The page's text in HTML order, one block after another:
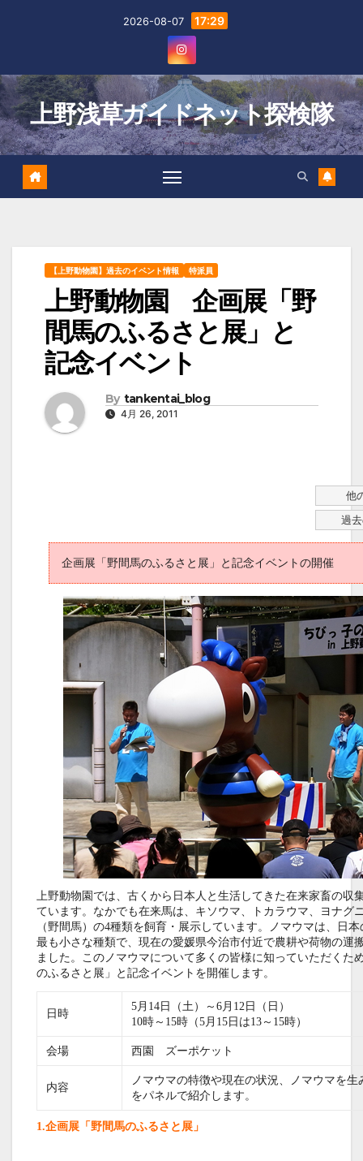
2026-08-07 17:29
上野浅草ガイドネット探検隊
【上野動物園】過去のイベント情報 特派員
上野動物園 企画展「野
間馬のふるさと展」と
記念イベント
By tankentai_blog
4月 26, 2011
他
過
企画展「野間馬のふるさと展」と記念イベントの開催
上野動物園では、古くから日本人と生活してきた在来家畜の収
ています。なかでも在来馬は、キソウマ、トカラウマ、ヨナグ
（野間馬）の4種類を飼育・展示しています。ノマウマは、日
最も小さな種類で、現在の愛媛県今治市付近で農耕や荷物の運
ました。このノマウマについて多くの皆様に知っていただくた
のふるさと展」と記念イベントを開催します。
1.企画展「野間馬のふるさと展」
日時
5月14日（土）～6月12日（日）
10時～15時（5月15日は13～15時）
会場 西園 ズーポケット
内容
ノマウマの特徴や現在の状況、ノマウマを生
をパネルで紹介します。